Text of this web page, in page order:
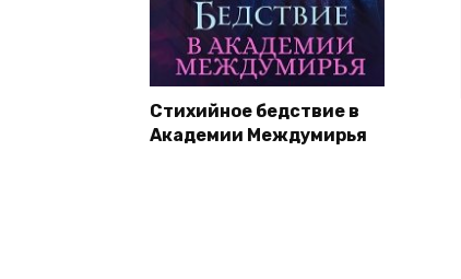
Стихийное бедствие в
Академии Междумирья